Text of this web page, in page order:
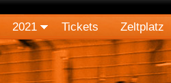
2021 Tickets Zeltplatz